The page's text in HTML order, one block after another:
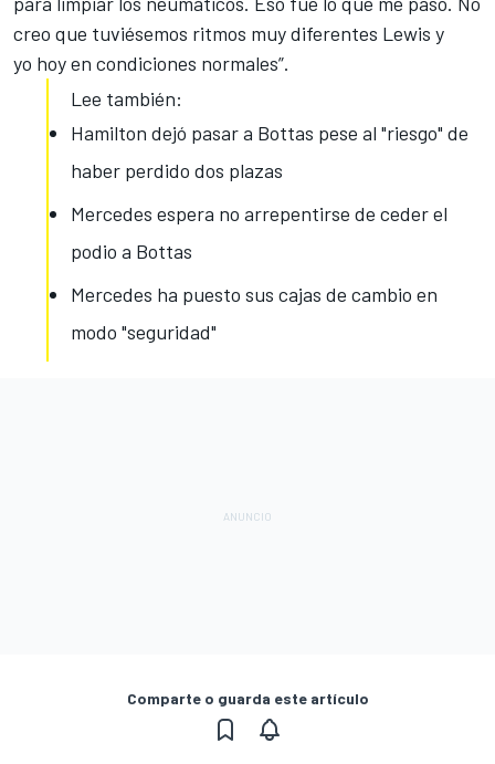
creo que tuviésemos ritmos muy diferentes Lewis y
yo hoy en condiciones normales”.
Lee también:
Hamilton dejó pasar a Bottas pese al "riesgo" de
haber perdido dos plazas
Mercedes espera no arrepentirse de ceder el
podio a Bottas
Mercedes ha puesto sus cajas de cambio en
modo "seguridad"
Comparte o guarda este artículo